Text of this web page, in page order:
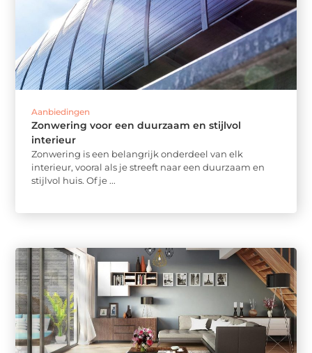
Aanbiedingen
Zonwering voor een duurzaam en stijlvol
interieur
Zonwering is een belangrijk onderdeel van elk
interieur, vooral als je streeft naar een duurzaam en
stijlvol huis. Of je ...